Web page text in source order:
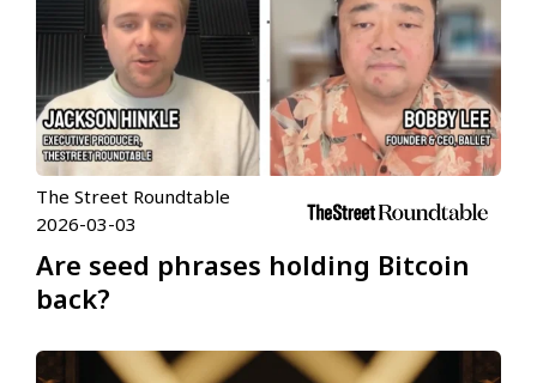
The Street Roundtable
2026-03-03
Are seed phrases holding Bitcoin
back?